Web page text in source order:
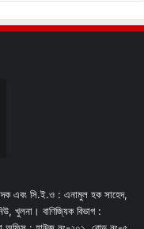
এবং সি.ই.ও : এনামুল হক সাহেদ,
খুলনা। বাণিজ্যিক বিভাগ :